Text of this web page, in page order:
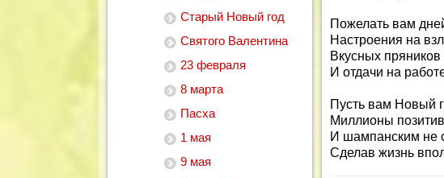
Старый Новый год
Святого Валентина
23 февраля
8 марта
Пасха
1 мая
9 мая
Пожелать вам
Настроения на
Вкусных
И отдачи на
Пусть вам Новый
Миллионы
И шампанским не
Сделав жизнь